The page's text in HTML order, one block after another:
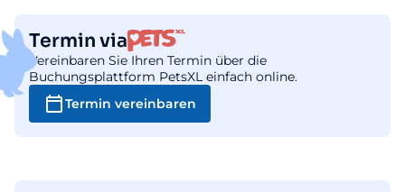
Termin via
Vereinbaren Sie Ihren Termin über die
Buchungsplattform PetsXL einfach online.
Termin vereinbaren